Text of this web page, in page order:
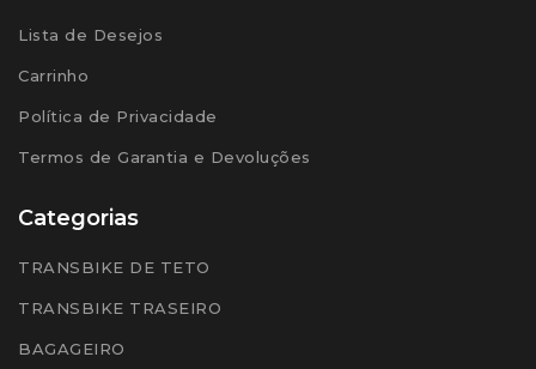
Lista de Desejos
Carrinho
Política de Privacidade
Termos de Garantia e Devoluções
Categorias
TRANSBIKE DE TETO
TRANSBIKE TRASEIRO
BAGAGEIRO